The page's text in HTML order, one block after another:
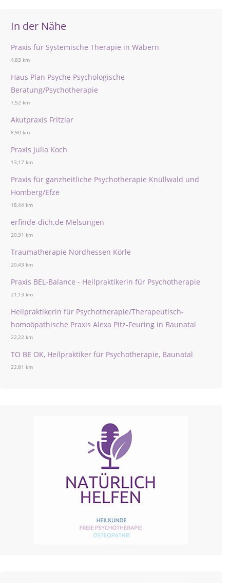
In der Nähe
Praxis für Systemische Therapie in Wabern
4,83 km
Haus Plan Psyche Psychologische
Beratung/Psychotherapie
7,52 km
Akutpraxis Fritzlar
8,90 km
Praxis Julia Koch
13,17 km
Praxis für ganzheitliche Psychotherapie Knüllwald und
Homberg/Efze
18,44 km
erfinde-dich.de Melsungen
20,31 km
Traumatherapie Nordhessen Körle
20,43 km
Praxis BEL-Balance - Heilpraktikerin für Psychotherapie
21,13 km
Heilpraktikerin für Psychotherapie/Therapeutisch-
homoöpathische Praxis Alexa Pitz-Feuring in Baunatal
22,22 km
TO BE OK, Heilpraktiker für Psychotherapie, Baunatal
22,81 km